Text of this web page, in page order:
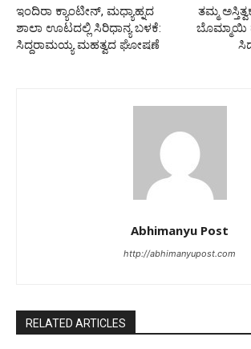
ಇಂದಿರಾ ಕ್ಯಾಂಟೀನ್, ಮಧ್ಯಾಹ್ನದ
ಶಾಲಾ ಊಟದಲ್ಲಿ ಸಿರಿಧಾನ್ಯ ಬಳಕೆ:
ಸಿದ್ದರಾಮಯ್ಯ ಮಹತ್ವದ ಘೋಷಣೆ
ತಮ್ಮ
ಬೊಮ್ಮಾಯಿ
Abhimanyu Post
http://abhimanyupost.com
RELATED ARTICLES